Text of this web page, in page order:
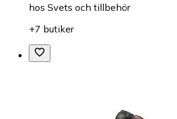
hos Svets och tillbehör
+7 butiker